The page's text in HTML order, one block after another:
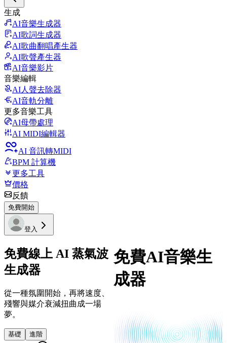
生成
AI音樂生成器
AI歌詞生成器
AI歌曲翻唱產生器
AI歌聲產生器
AI音樂影片
音樂編輯
AI人聲去除器
AI音軌分離
更多音樂工具
AI母帶處理
AI MIDI編輯器
AI 音訊轉MIDI
BPM 計算機
更多工具
價格
反饋
免費開始
登入
免費線上 AI 蒸氣波
生成器
從一種氛圍開始，再將速度、
殘響與媒介衰減扭曲成一場
夢。
基礎 進階
免費AI音樂生
成器